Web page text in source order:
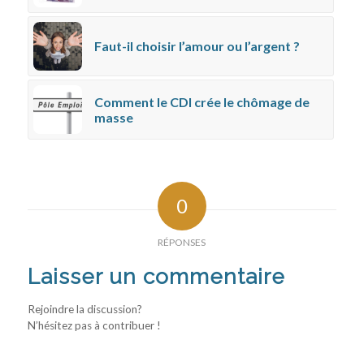
Faut-il choisir l’amour ou l’argent ?
Comment le CDI crée le chômage de
masse
0
RÉPONSES
Laisser un commentaire
Rejoindre la discussion?
N’hésitez pas à contribuer !